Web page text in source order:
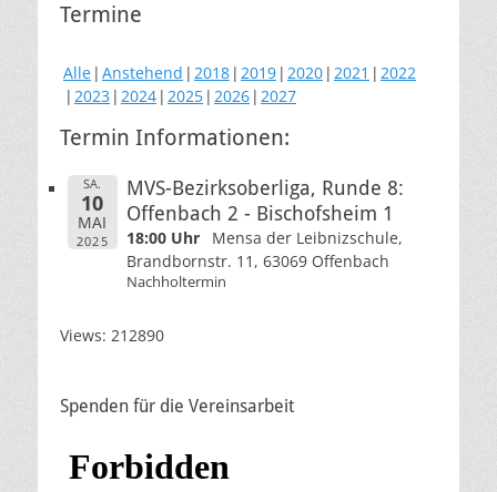
Termine
Alle Anstehend 2018 2019 2020 2021
2022
2023 2024 2025 2026 2027
Termin Informationen:
SA.
10
MAI
2025
MVS-Bezirksoberliga, Runde 8:
Offenbach 2 - Bischofsheim 1
18:00 Uhr
Mensa der Leibnizschule,
Brandbornstr. 11, 63069 Offenbach
Nachholtermin
Views: 212890
Spenden für die Vereinsarbeit